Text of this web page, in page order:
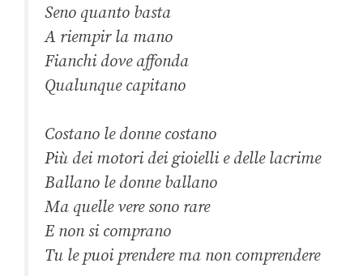
Seno quanto basta
A riempir la mano
Fianchi dove affonda
Qualunque capitano
Costano le donne costano
Più dei motori dei gioielli e delle lacrime
Ballano le donne ballano
Ma quelle vere sono rare
E non si comprano
Tu le puoi prendere ma non comprendere